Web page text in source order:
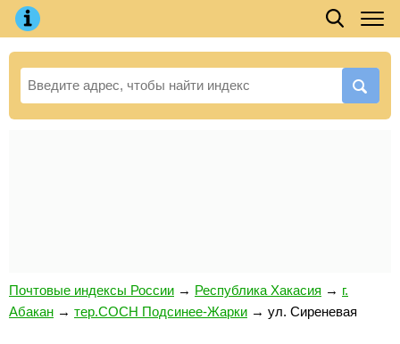
Почтовые индексы России → Республика Хакасия → г.
Абакан → тер.СОСН Подсинее-Жарки → ул. Сиреневая